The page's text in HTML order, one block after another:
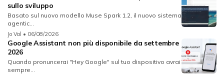
sullo sviluppo
Basato sul nuovo modello Muse Spark 1.2, il nuovo sistema
agentic...
Jo Val • 06/08/2026
Google Assistant non più disponibile da settembre
2026
Quando pronuncerai "Hey Google" sul tuo dispositivo avrai
sempre...